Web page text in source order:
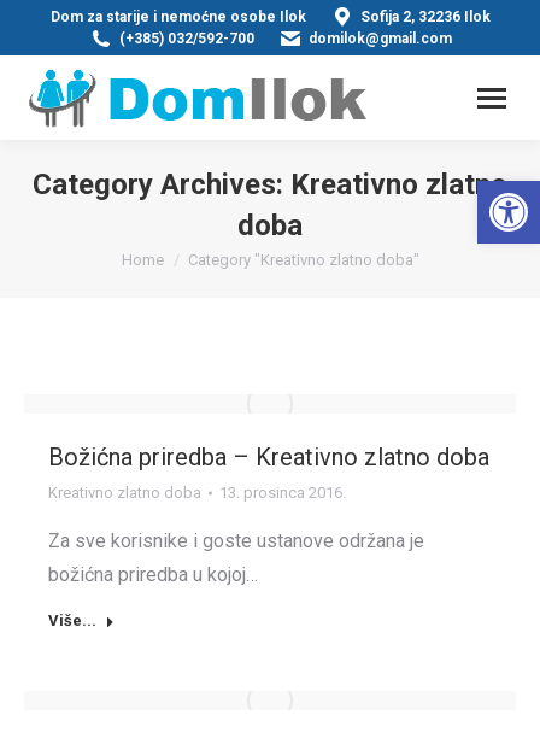
Dom za starije i nemoćne osobe Ilok
Sofija 2, 32236 Ilok
(+385) 032/592-700
domilok@gmail.com
Category Archives: Kreativno zlatno
doba
You are here:
Home Category "Kreativno zlatno doba"
Božićna priredba – Kreativno zlatno doba
Kreativno zlatno doba 13. prosinca 2016.
Za sve korisnike i goste ustanove održana je
božićna priredba u kojoj…
Više...